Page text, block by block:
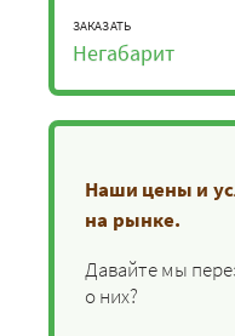
ЗАКАЗАТЬ
Негабарит
Наши цены и
на рынке.
Давайте мы
о них?